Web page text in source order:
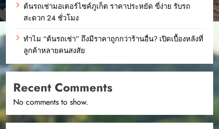
ต้นรถเช่ามอเตอร์ไซค์ภูเก็ต ราคาประหยัด ขี่ง่าย รับรถ
สะดวก 24 ชั่วโมง
ทำไม “ต้นรถเช่า” ถึงมีราคาถูกกว่าร้านอื่น? เปิดเบื้องหลังที่
ลูกค้าหลายคนสงสัย
Recent Comments
No comments to show.